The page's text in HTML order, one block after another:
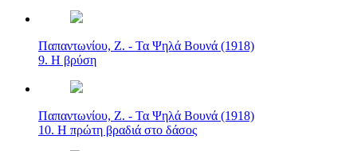
Παπαντωνίου, Ζ. - Τα Ψηλά Βουνά (1918)
9. Η βρύση
Παπαντωνίου, Ζ. - Τα Ψηλά Βουνά (1918)
10. Η πρώτη βραδιά στο δάσος